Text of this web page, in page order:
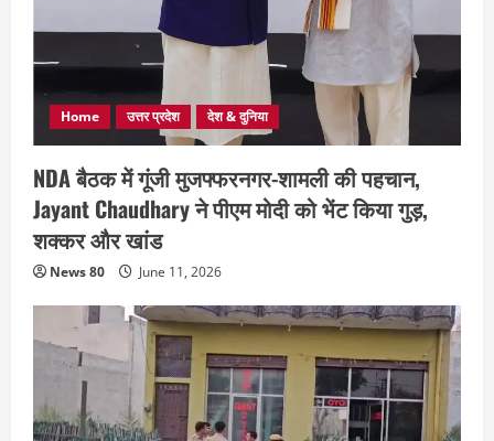
Home उत्तर प्रदेश देश & दुनिया
NDA बैठक में गूंजी मुजफ्फरनगर-शामली की पहचान,
Jayant Chaudhary ने पीएम मोदी को भेंट किया गुड़,
शक्कर और खांड
News 80 June 11, 2026